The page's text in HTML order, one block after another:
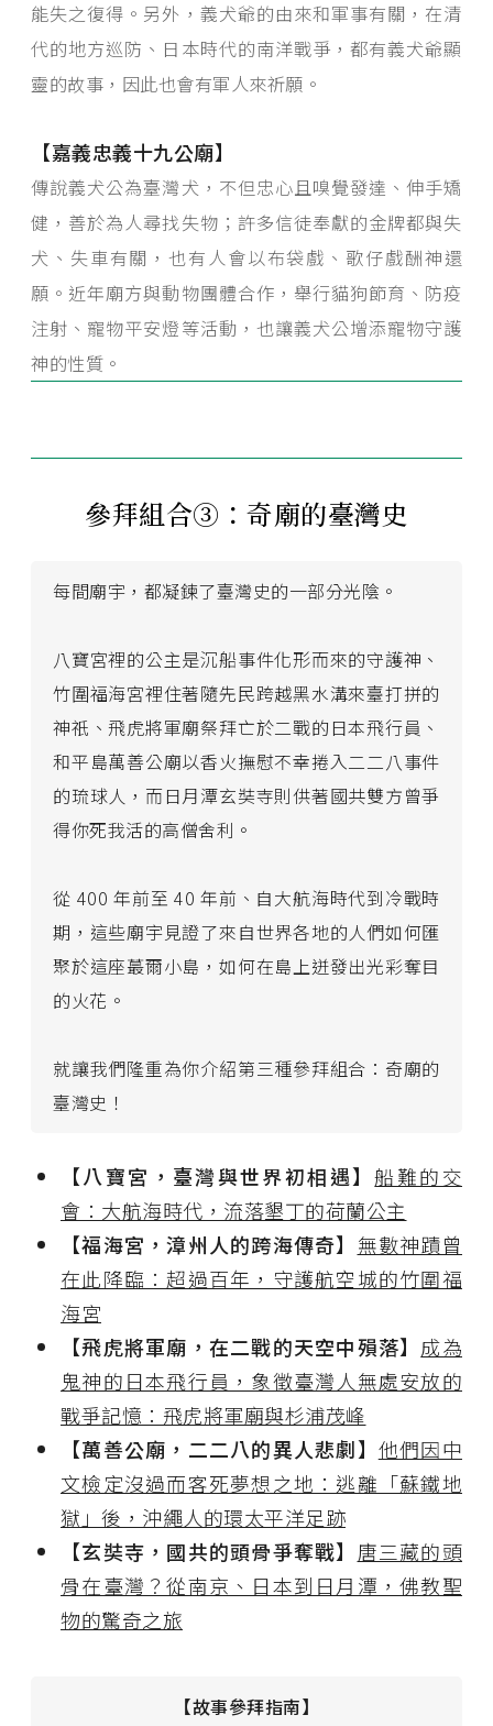
能失之復得。另外，義犬爺的由來和軍事有關，在清
代的地方巡防、日本時代的南洋戰爭，都有義犬爺顯
靈的故事，因此也會有軍人來祈願。
【嘉義忠義十九公廟】
傳說義犬公為臺灣犬，不但忠心且嗅覺發達、伸手矯
健，善於為人尋找失物；許多信徒奉獻的金牌都與失
犬、失車有關，也有人會以布袋戲、歌仔戲酬神還
願。近年廟方與動物團體合作，舉行貓狗節育、防疫
注射、寵物平安燈等活動，也讓義犬公增添寵物守護
神的性質。
參拜組合③：奇廟的臺灣史
每間廟宇，都凝鍊了臺灣史的一部分光陰。
八寶宮裡的公主是沉船事件化形而來的守護神、
竹圍福海宮裡住著隨先民跨越黑水溝來臺打拼的
神祇、飛虎將軍廟祭拜亡於二戰的日本飛行員、
和平島萬善公廟以香火撫慰不幸捲入二二八事件
的琉球人，而日月潭玄奘寺則供著國共雙方曾爭
得你死我活的高僧舍利。
從 400 年前至 40 年前、自大航海時代到冷戰時
期，這些廟宇見證了來自世界各地的人們如何匯
聚於這座蕞爾小島，如何在島上迸發出光彩奪目
的火花。
就讓我們隆重為你介紹第三種參拜組合：奇廟的
臺灣史！
【八寶宮，臺灣與世界初相遇】船難的交
會：大航海時代，流落墾丁的荷蘭公主
【福海宮，漳州人的跨海傳奇】 無數神蹟曾
在此降臨：超過百年，守護航空城的竹圍福
海宮
【飛虎將軍廟，在二戰的天空中殞落】 成為
鬼神的日本飛行員，象徵臺灣人無處安放的
戰爭記憶：飛虎將軍廟與杉浦茂峰
【萬善公廟，二二八的異人悲劇】 他們因中
文檢定沒過而客死夢想之地：逃離「蘇鐵地
獄」後，沖繩人的環太平洋足跡
【玄奘寺，國共的頭骨爭奪戰】 唐三藏的頭
骨在臺灣？從南京、日本到日月潭，佛教聖
物的驚奇之旅
【故事參拜指南】